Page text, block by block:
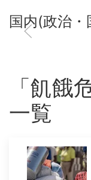
国内(政治
「飢餓
一覧